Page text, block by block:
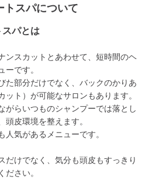
トスパについて
パとは
ンスカットとあわせて、短時間のヘ
ーです。
た部分だけでなく、バックのかりあ
ット）が可能なサロンもあります。
がらいつものシャンプーでは落とし
頭皮環境を整えます。
気があるメニューです。
だけでなく、気分も頭皮もすっきり
ださい。